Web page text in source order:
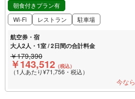
朝食付きプラン有
Wi-Fi
レストラン 駐車場
航空券・宿
大人2人・1室 / 2日間の合計料金
￥179,390
￥143,512 （税込）
（1人あたり¥71,756・税込）
今な